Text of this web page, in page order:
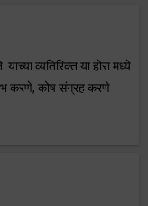
व्यतिरिक्त या होरा मध्ये
करणे, कोष संग्रह करणे